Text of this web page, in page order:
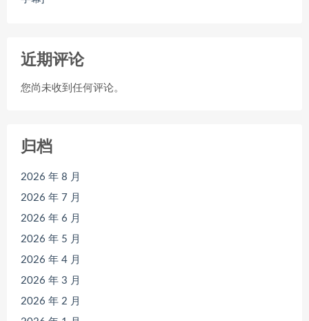
近期评论
您尚未收到任何评论。
归档
2026 年 8 月
2026 年 7 月
2026 年 6 月
2026 年 5 月
2026 年 4 月
2026 年 3 月
2026 年 2 月